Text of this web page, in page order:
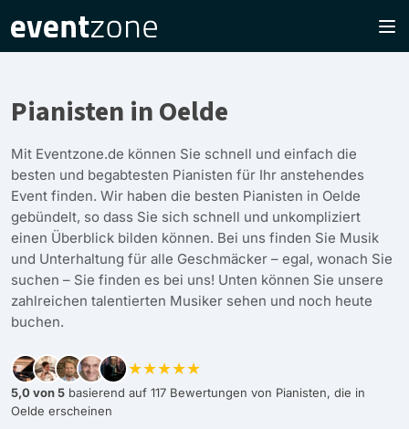
Pianisten in Oelde
Mit Eventzone.de können Sie schnell und einfach die
besten und begabtesten Pianisten für Ihr anstehendes
Event finden. Wir haben die besten Pianisten in Oelde
gebündelt, so dass Sie sich schnell und unkompliziert
einen Überblick bilden können. Bei uns finden Sie Musik
und Unterhaltung für alle Geschmäcker – egal, wonach Sie
suchen – Sie finden es bei uns! Unten können Sie unsere
zahlreichen talentierten Musiker sehen und noch heute
buchen.
★★★★★
5,0 von 5 basierend auf 117 Bewertungen von Pianisten, die in
Oelde erscheinen